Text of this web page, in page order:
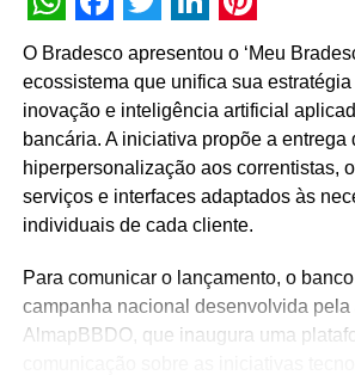
vendas pela internet, de algumas
do ano anterior.
Um estudo do Movimento
com Associação Brasileira de
(ABComm) revelou que o e-commerce
56,8% a mais nos oito primeiros meses
comparação com igual período do ano
faturamento foi possível porque houve
65,7% no número de pedidos. E não
WhatsApp
Facebook
Twitter
LinkedIn
O Bradesco apresentou o ‘Meu
ecossistema que unifica sua
inovação e inteligência artificial
bancária. A iniciativa propõe a entrega
hiperpersonalização aos correntistas,
serviços e interfaces adaptados às
individuais de cada cliente.
Para comunicar o lançamento, o
campanha nacional desenvolvida pela
AlmapBBDO, que inaugura uma